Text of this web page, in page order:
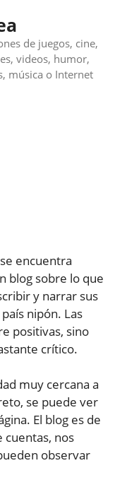
de juegos, cine,
videos, humor,
música o Internet
encuentra
blog sobre lo que
y narrar sus
nipón. Las
positivas, sino
crítico.
muy cercana a
se puede ver
El blog es de
cuentas, nos
observar